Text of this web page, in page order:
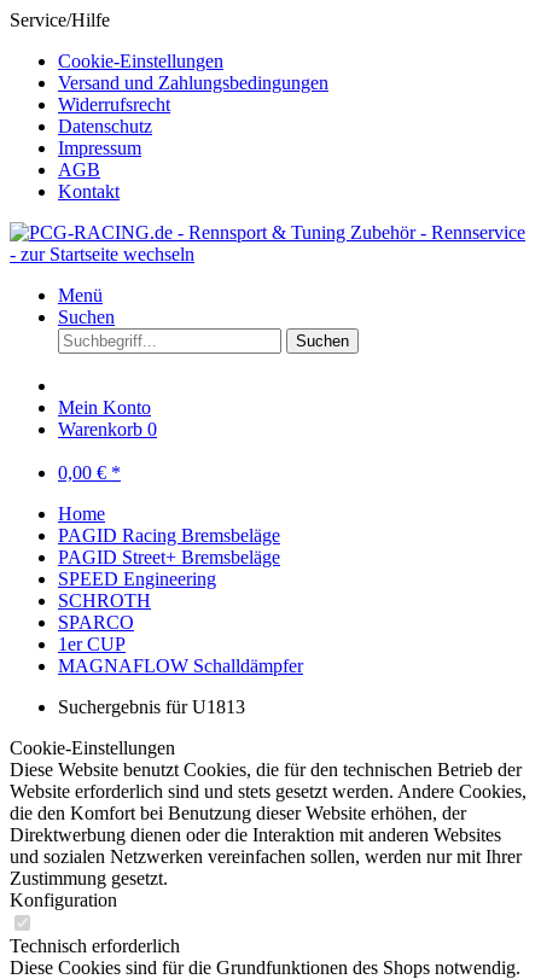
Service/Hilfe
Cookie-Einstellungen
Versand und Zahlungsbedingungen
Widerrufsrecht
Datenschutz
Impressum
AGB
Kontakt
Menü
Suchen
Suchen
Mein Konto
Warenkorb 0
0,00 € *
Home
PAGID Racing Bremsbeläge
PAGID Street+ Bremsbeläge
SPEED Engineering
SCHROTH
SPARCO
1er CUP
MAGNAFLOW Schalldämpfer
Suchergebnis für U1813
Cookie-Einstellungen
Diese Website benutzt Cookies, die für den technischen Betrieb der
Website erforderlich sind und stets gesetzt werden. Andere Cookies,
die den Komfort bei Benutzung dieser Website erhöhen, der
Direktwerbung dienen oder die Interaktion mit anderen Websites
und sozialen Netzwerken vereinfachen sollen, werden nur mit Ihrer
Zustimmung gesetzt.
Konfiguration
Technisch erforderlich
Diese Cookies sind für die Grundfunktionen des Shops notwendig.